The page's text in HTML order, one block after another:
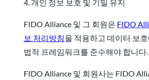
4. 개인 정보 보호 및 기밀 유지
FIDO Alliance 및 그 회원은 FIDO
보 처리방침을 적용하고 데이터 보
법적 프레임워크를 준수해야 합니다.
FIDO Alliance 및 회원사는 FIDO